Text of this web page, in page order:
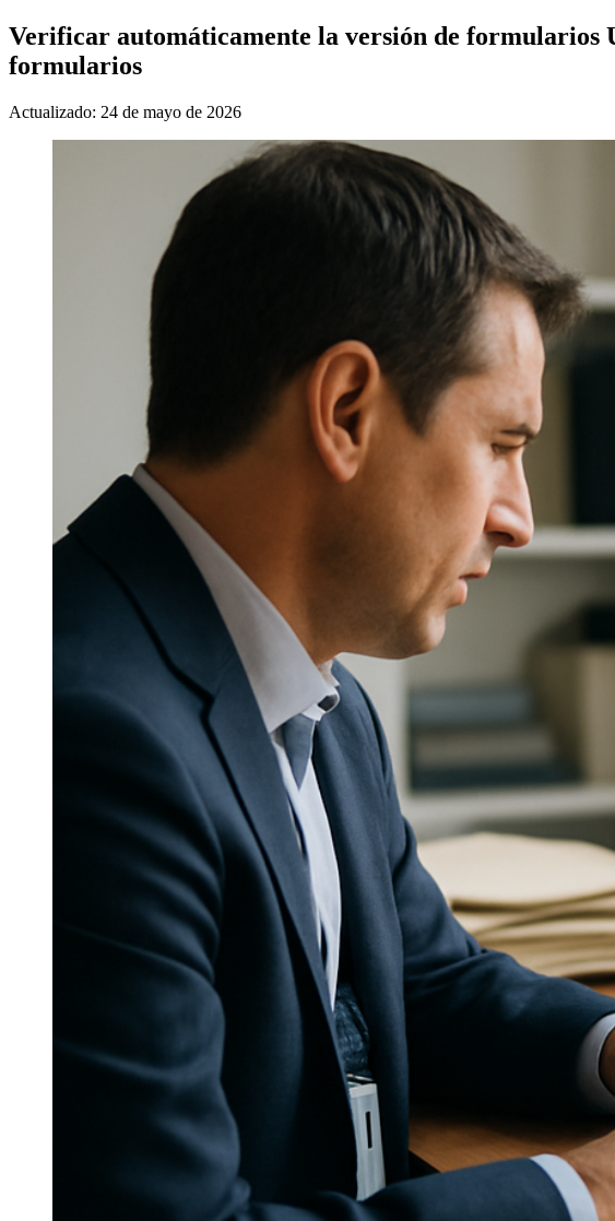
Verificar automáticamente la versión de formularios
formularios
Actualizado: 24 de mayo de 2026